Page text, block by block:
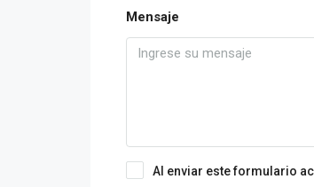
Mensaje
Al enviar este formulario